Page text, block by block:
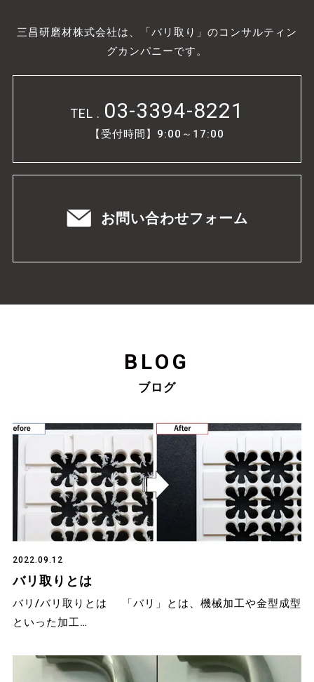
三昌研磨材株式会社は、「バリ取り」のコンサルティン
グカンパニーです。
TEL . 03-3394-8221
【受付時間】9:00～17:00
お問い合わせフォーム
BLOG
ブログ
2022.09.12
バリ取りとは
バリ/バリ取りとは 「バリ」とは、機械加工や金型成型
といった加工…